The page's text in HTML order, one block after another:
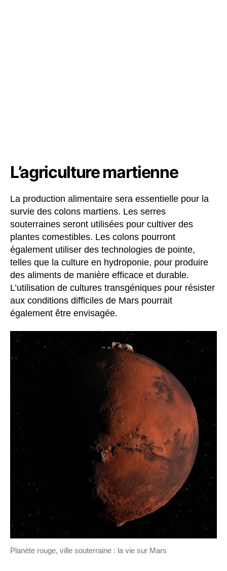
L’agriculture martienne
La production alimentaire sera essentielle pour la
survie des colons martiens. Les serres
souterraines seront utilisées pour cultiver des
plantes comestibles. Les colons pourront
également utiliser des technologies de pointe,
telles que la culture en hydroponie, pour produire
des aliments de manière efficace et durable.
L’utilisation de cultures transgéniques pour résister
aux conditions difficiles de Mars pourrait
également être envisagée.
Planète rouge, ville souterraine : la vie sur Mars